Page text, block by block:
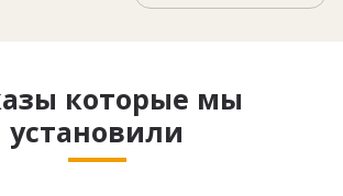
которые мы
установили